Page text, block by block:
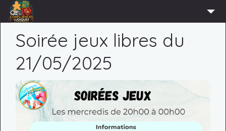
ADHÉRER
AGENDA
ACTUS
Soirée jeux libres du
21/05/2025